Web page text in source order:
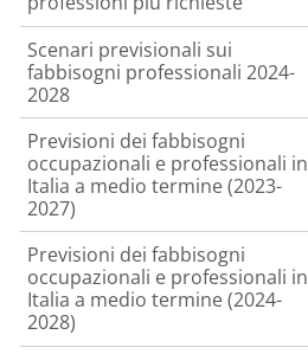
Scenari previsionali sui
fabbisogni professionali 2024-
2028
Previsioni dei fabbisogni
occupazionali e professionali in
Italia a medio termine (2023-
2027)
Previsioni dei fabbisogni
occupazionali e professionali in
Italia a medio termine (2024-
2028)